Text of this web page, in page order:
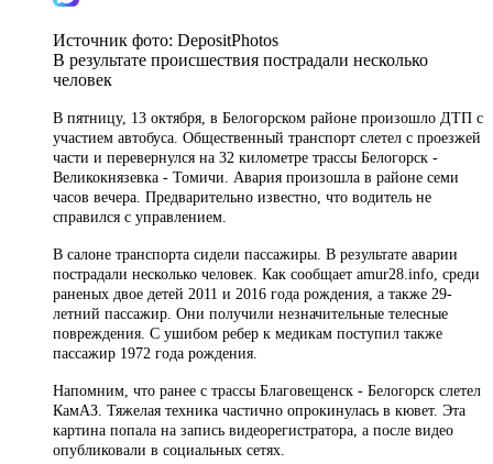
Источник фото: DepositPhotos
В результате происшествия пострадали несколько
человек
В пятницу, 13 октября, в Белогорском районе произошло ДТП с
участием автобуса. Общественный транспорт слетел с проезжей
части и перевернулся на 32 километре трассы Белогорск -
Великокнязевка - Томичи. Авария произошла в районе семи
часов вечера. Предварительно известно, что водитель не
справился с управлением.
В салоне транспорта сидели пассажиры. В результате аварии
пострадали несколько человек. Как сообщает amur28.info, среди
раненых двое детей 2011 и 2016 года рождения, а также 29-
летний пассажир. Они получили незначительные телесные
повреждения. С ушибом ребер к медикам поступил также
пассажир 1972 года рождения.
Напомним, что ранее с трассы Благовещенск - Белогорск слетел
КамАЗ. Тяжелая техника частично опрокинулась в кювет. Эта
картина попала на запись видеорегистратора, а после видео
опубликовали в социальных сетях.